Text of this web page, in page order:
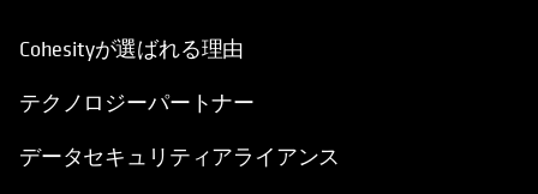
Cohesityが選ばれる理由
テクノロジーパートナー
データセキュリティアライアンス